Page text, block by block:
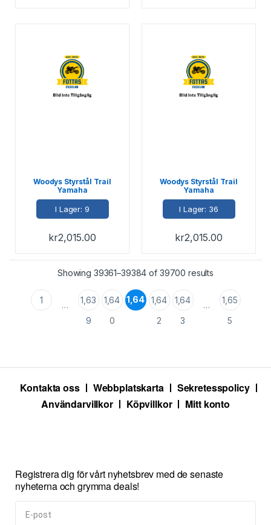
Woodys Styrstål Trail
Yamaha
I Lager: 9
kr2,015.00
Woodys Styrstål Trail
Yamaha
I Lager: 36
kr2,015.00
Showing 39361–39384 of 39700 results
1 …
1,63
9
1,64
0
1,64
1,64
2
1,64
3
…
1,65
5
Kontakta oss Webbplatskarta
Sekretesspolicy
Användarvillkor
Köpvillkor Mitt konto
Registrera dig för vårt nyhetsbrev med de senaste
nyheterna och grymma deals!